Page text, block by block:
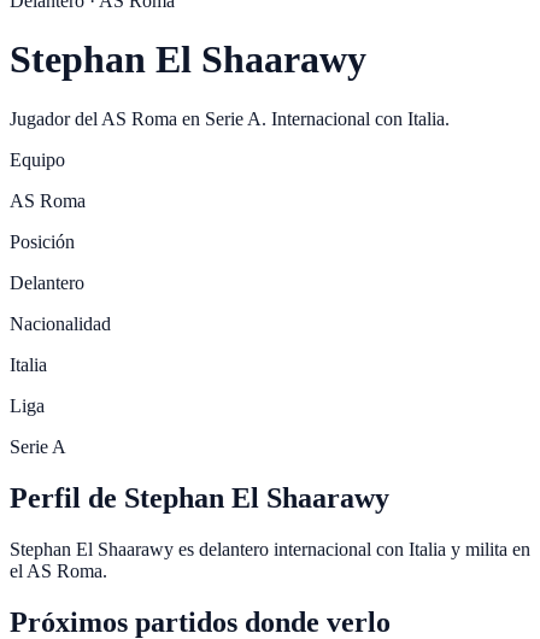
Stephan El Shaarawy
Jugador del AS Roma en Serie A. Internacional con Italia.
Equipo
AS Roma
Posición
Delantero
Nacionalidad
Italia
Liga
Serie A
Perfil de Stephan El Shaarawy
Stephan El Shaarawy es delantero internacional con Italia y milita en
el AS Roma.
Próximos partidos donde verlo